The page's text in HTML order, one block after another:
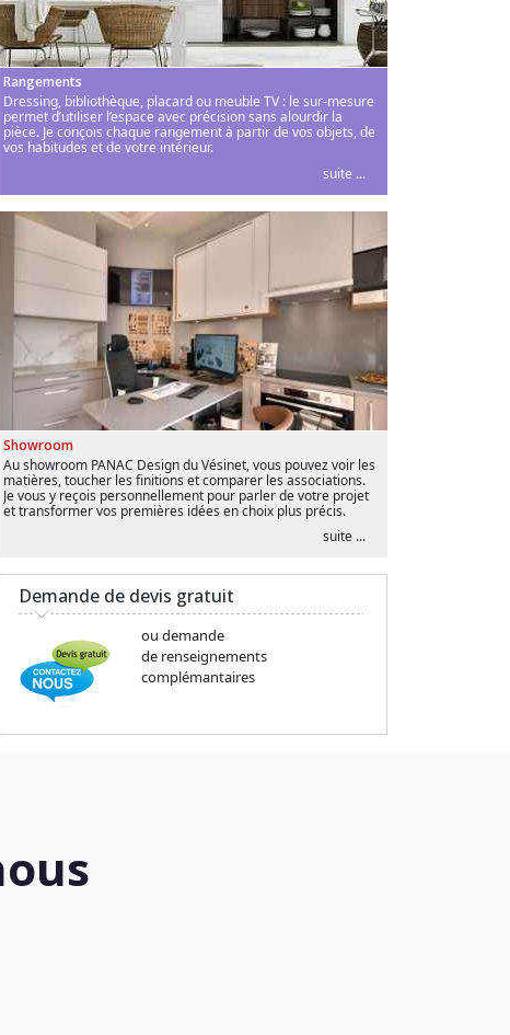
Rangements
Dressing, bibliothèque, placard ou meuble TV : le sur-mesure
permet d’utiliser l’espace avec précision sans alourdir la
pièce. Je conçois chaque rangement à partir de vos objets, de
vos habitudes et de votre intérieur.
suite ...
Showroom
Au showroom PANAC Design du Vésinet, vous pouvez voir les
matières, toucher les finitions et comparer les associations.
Je vous y reçois personnellement pour parler de votre projet
et transformer vos premières idées en choix plus précis.
suite ...
Demande de devis gratuit
ou demande
de renseignements
complémantaires